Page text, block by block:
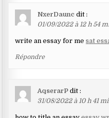
NxerDaunc dit :
01/09/2022 à 12 h 54
write an essay for mesat
Répondre
AqserarP dit :
31/08/2022 à 10 h 41